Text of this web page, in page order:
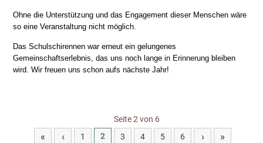
Ohne die Unterstützung und das Engagement dieser Menschen wäre
so eine Veranstaltung nicht möglich.
Das Schulschirennen war erneut ein gelungenes
Gemeinschaftserlebnis, das uns noch lange in Erinnerung bleiben
wird. Wir freuen uns schon aufs nächste Jahr!
Seite 2 von 6
« ‹ 1 2 3 4 5 6 › »